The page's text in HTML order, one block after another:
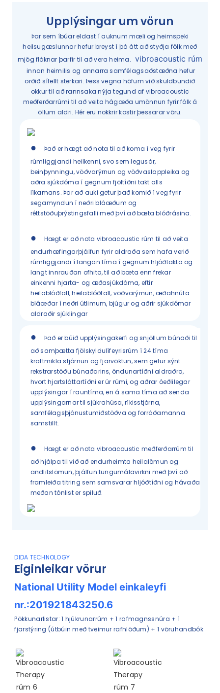
Upplýsingar um vörun
Þar sem íbúar eldast í auknum mæli og heimspeki
heilsugæslunnar hefur breyst í þá átt að styðja fólk með
mjög flóknar þarfir til að vera heima. vibroacoustic rúm
innan heimilis og annarra samfélagsaðstæðna hefur
orðið sífellt sterkari. Þess vegna höfum við skuldbundið
okkur til að rannsaka nýja tegund af vibroacoustic
meðferðarrúmi til að veita hágæða umönnun fyrir fólk á
öllum aldri. Hér eru nokkrir kostir þessarar vöru.
●
Það er hægt að nota til að koma í veg fyrir
rúmliggjandi heilkenni, svo sem legusár,
beinþynningu, vöðvarýrnun og vöðvaslappleika og
aðra sjúkdóma í gegnum fjöltíðni takt alls
líkamans. Þar að auki getur það komið í veg fyrir
segamyndun í neðri bláæðum og
réttstöðuþrýstingsfalli með því að bæta blóðrásina.
●
Hægt er að nota vibroacoustic rúm til að veita
endurhæfingarþjálfun fyrir aldraða sem hafa verið
rúmliggjandi í langan tíma í gegnum hljóðtakta og
langt innrauðan ofhita, til að bæta enn frekar
einkenni hjarta- og æðasjúkdóma, eftir
heilablóðfall, heilablóðfall, vöðvarýrnun, æðahnúta.
bláæðar í neðri útlimum, bjúgur og aðrir sjúkdómar
aldraðir sjúklingar
●
Það er búið upplýsingakerfi og snjöllum búnaði til
að samþætta fjölskyldulífeyrisrúm í 24 tíma
kraftmikla stjórnun og fjarvöktun, sem getur sýnt
rekstrarstöðu búnaðarins, öndunartíðni aldraðra,
hvort hjartsláttartíðni er úr rúmi, og aðrar óeðlilegar
upplýsingar í rauntíma, en á sama tíma að senda
upplýsingarnar til sjúkrahúsa, ríkisstjórna,
samfélagsþjónustumiðstöðva og forráðamanna
samstillt.
●
Hægt er að nota vibroacoustic meðferðarrúm til
að hjálpa til við að endurheimta heilalömun og
andlitslömun, þjálfun tungumálavirkni með því að
framleiða titring sem samsvarar hljóðtíðni og hávaða
meðan tónlist er spiluð.
DIDA TECHNOLOGY
Eiginleikar vörur
National Utility Model einkaleyfi
nr.:201921843250.6
Pökkunarlistar: 1 hjúkrunarrúm + 1 rafmagnssnúra + 1
fjarstýring (útbúin með tveimur rafhlöðum) + 1 vöruhandbók